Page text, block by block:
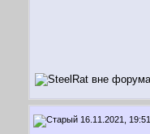
16.11.2021, 19:51